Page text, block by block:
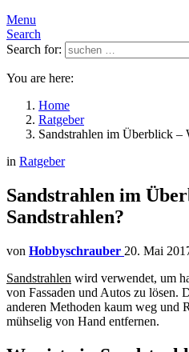
Menu
Search
Search for:
You are here:
Home
Ratgeber
Sandstrahlen im Überblick –
in Ratgeber
Sandstrahlen im
Sandstrahlen?
von Hobbyschrauber 20. Mai
Sandstrahlen wird verwendet, um
von Fassaden und Autos zu lösen.
anderen Methoden kaum weg und
mühselig von Hand entfernen.